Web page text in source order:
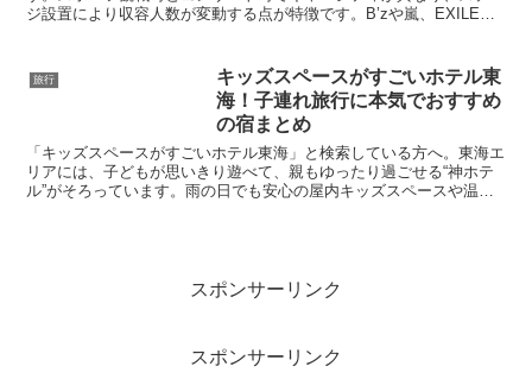
ジ設置により収容人数が変動する点が特徴です。B’zや嵐、EXILEな
旅行
キッズスペースがすごいホテル東
海！子連れ旅行に本気でおすすめ
の宿まとめ
「キッズスペースがすごいホテル東海」と検索している方へ。東海エ
リアには、子どもが思いきり遊べて、親もゆったり過ごせる“神ホテ
ル”がそろっています。雨の日でも安心の屋内キッズスペースや温
スポンサーリンク
スポンサーリンク